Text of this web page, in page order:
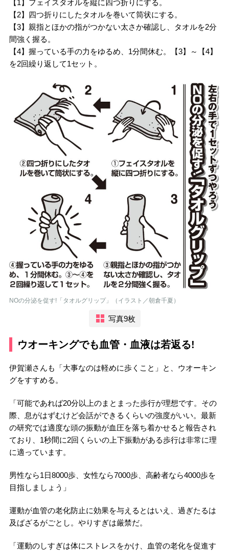
【1】フェイスタオルを縦に四つ折りにする。
【2】四つ折りにしたタオルを巻いて筒状にする。
【3】親指とほかの指がつかない太さか確認し、タオルを2分
間強く握る。
【4】握っている手の力をゆるめ、1分間休む。【3】～【4】
を2回繰り返して1セット。
NOの分泌を促す!「タオルグリップ」（イラスト／朝倉千夏）
写真9枚
ウオーキングでも血管・血液は若返る!
伊賀瀬さんも「大事なのは軽めに歩くこと」と、ウオーキン
グをすすめる。
「可能であれば20分以上のまとまった歩行が理想です。その
際、息がはずむけど会話ができるくらいの強度がいい。最新
の研究では適度な頭の振動が血圧を落ち着かせると報告され
ており、1秒間に2回くらいの上下振動がある歩行は非常に理
に適っています。
男性なら1日8000歩、女性なら7000歩、高齢者なら4000歩を
目指しましょう」
運動が血管の老化防止に効果を与えるとはいえ、過ぎたるは
及ばざるがごとし。やりすぎは厳禁だ。
「運動のしすぎは体にストレスをかけ、血管の老化を促進す